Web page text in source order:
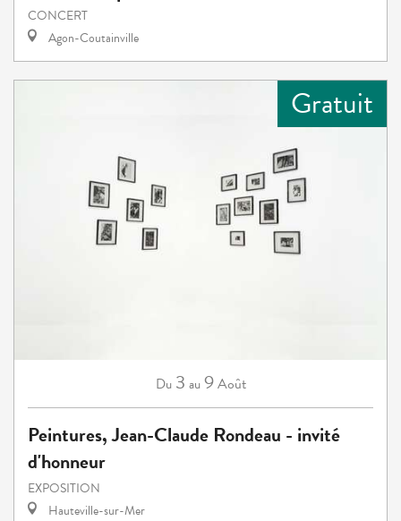
CONCERT
Agon-Coutainville
Gratuit
Du 3 au 9Août
Peintures, Jean-Claude Rondeau - invité
d'honneur
EXPOSITION
Hauteville-sur-Mer